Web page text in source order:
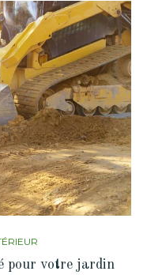
pour votre jardin